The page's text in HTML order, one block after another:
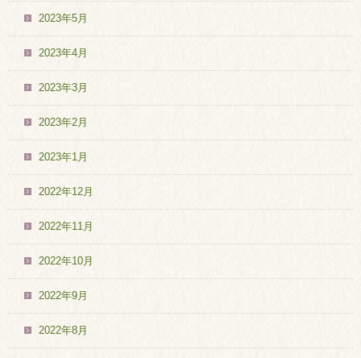
2023年5月
2023年4月
2023年3月
2023年2月
2023年1月
2022年12月
2022年11月
2022年10月
2022年9月
2022年8月